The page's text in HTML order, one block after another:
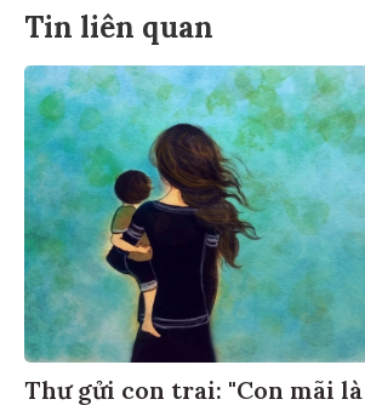
Tin liên quan
Thư gửi con trai: "Con mãi